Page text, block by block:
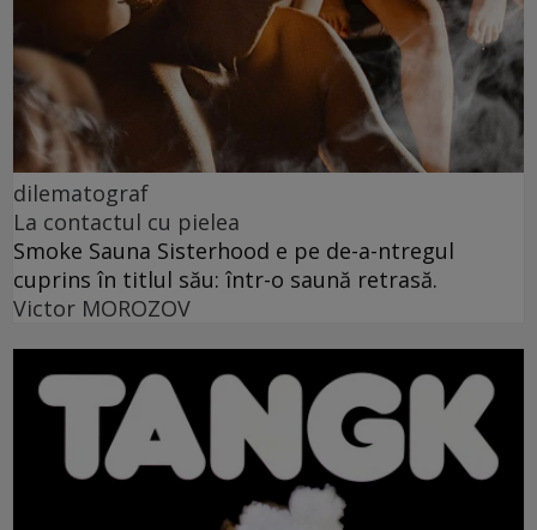
dilematograf
La contactul cu pielea
Smoke Sauna Sisterhood e pe de-a-ntregul
cuprins în titlul său: într-o saună retrasă.
Victor MOROZOV